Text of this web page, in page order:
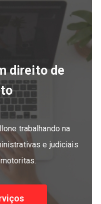
direito de
trabalhando na
e judiciais